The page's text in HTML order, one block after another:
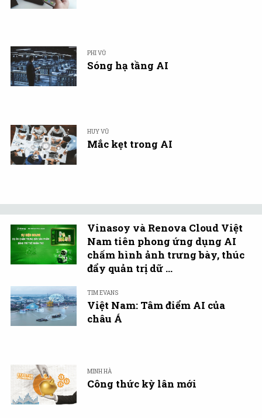
PHI VŨ
Sóng hạ tầng AI
HUY VŨ
Mắc kẹt trong AI
Vinasoy và Renova Cloud Việt
Nam tiên phong ứng dụng AI
chấm hình ảnh trưng bày, thúc
đẩy quản trị dữ ...
TIM EVANS
Việt Nam: Tâm điểm AI của
châu Á
MINH HÀ
Công thức kỳ lân mới